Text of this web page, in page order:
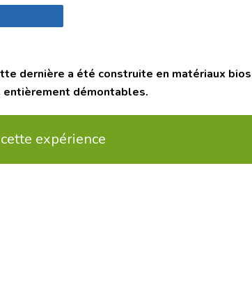
dernière a été construite en matériaux
entièrement démontables.
expérience